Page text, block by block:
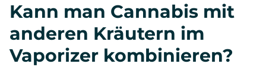
Kann man Cannabis mit
anderen Kräutern im
Vaporizer kombinieren?